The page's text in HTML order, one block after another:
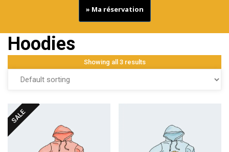
» Ma réservation
Hoodies
Showing all 3 results
SALE